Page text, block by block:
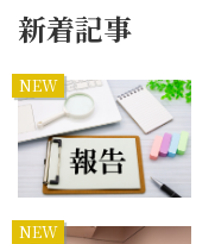
新着記事
NEW
NEW